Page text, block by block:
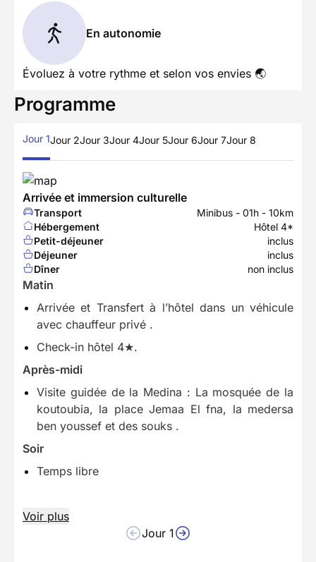
En autonomie
Évoluez à votre rythme et selon vos envies 🌏
Programme
Jour 1Jour 2Jour 3Jour 4Jour 5Jour 6Jour 7Jour 8
Arrivée et immersion culturelle
Transport
Minibus - 01h - 10km
Hébergement
Hôtel 4*
Petit-déjeuner
inclus
Déjeuner
inclus
Dîner
non inclus
Matin
Arrivée et Transfert à l’hôtel dans un véhicule
avec chauffeur privé .
Check-in hôtel 4★.
Après-midi
Visite guidée de la Medina : La mosquée de la
koutoubia, la place Jemaa El fna, la medersa
ben youssef et des souks .
Soir
Temps libre
Voir plus
Jour 1